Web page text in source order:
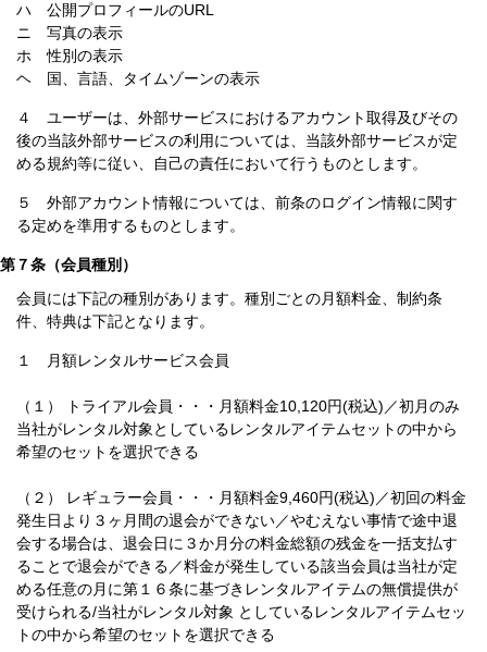
ハ 公開プロフィールのURL
ニ 写真の表示
ホ 性別の表示
ヘ 国、言語、タイムゾーンの表示
４ ユーザーは、外部サービスにおけるアカウント取得及びその
後の当該外部サービスの利用については、当該外部サービスが定
める規約等に従い、自己の責任において行うものとします。
５ 外部アカウント情報については、前条のログイン情報に関す
る定めを準用するものとします。
第７条（会員種別）
会員には下記の種別があります。種別ごとの月額料金、制約条
件、特典は下記となります。
１ 月額レンタルサービス会員
（１） トライアル会員・・・月額料金10,120円(税込)／初月のみ
当社がレンタル対象としているレンタルアイテムセットの中から
希望のセットを選択できる
（２） レギュラー会員・・・月額料金9,460円(税込)／初回の料金
発生日より３ヶ月間の退会ができない／やむえない事情で途中退
会する場合は、退会日に３か月分の料金総額の残金を一括支払す
ることで退会ができる／料金が発生している該当会員は当社が定
める任意の月に第１６条に基づきレンタルアイテムの無償提供が
受けられる/当社がレンタル対象 としているレンタルアイテムセッ
トの中から希望のセットを選択できる